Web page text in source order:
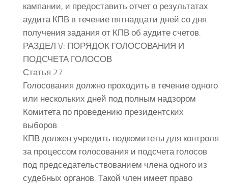
кампании, и предоставить отчет о результатах
аудита КПВ в течение пятнадцати дней со дня
получения задания от КПВ об аудите счетов.
РАЗДЕЛ V: ПОРЯДОК ГОЛОСОВАНИЯ И
ПОДСЧЕТА ГОЛОСОВ
Статья 27
Голосования должно проходить в течение одного
или нескольких дней под полным надзором
Комитета по проведению президентских
выборов.
КПВ должен учредить подкомитеты для контроля
за процессом голосования и подсчета голосов
под председательствованием члена одного из
судебных органов. Такой член имеет право